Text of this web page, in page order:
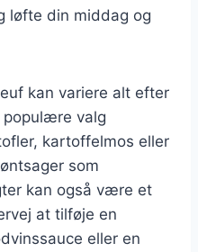
løfte din middag og
kan variere alt efter
valg
kartoffelmos eller
som
kan også være et
at tilføje en
eller en